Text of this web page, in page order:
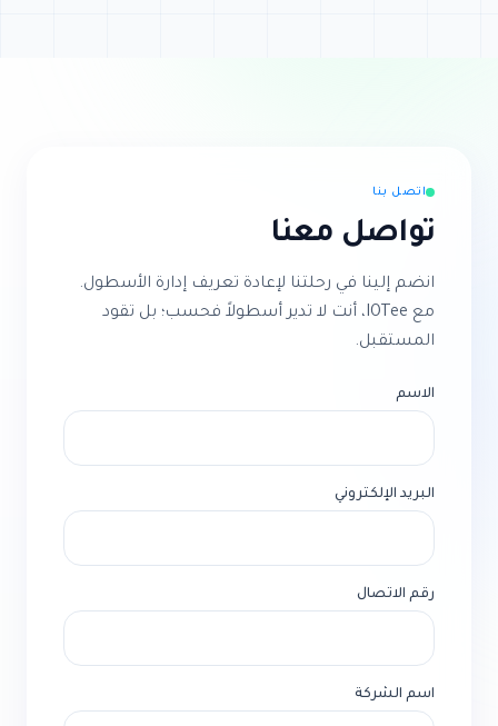
اتصل بنا
تواصل معنا
انضم إلينا في رحلتنا لإعادة تعريف إدارة الأسطول.
مع IOTee، أنت لا تدير أسطولاً فحسب؛ بل تقود
المستقبل.
الاسم
البريد الإلكتروني
رقم الاتصال
اسم الشركة